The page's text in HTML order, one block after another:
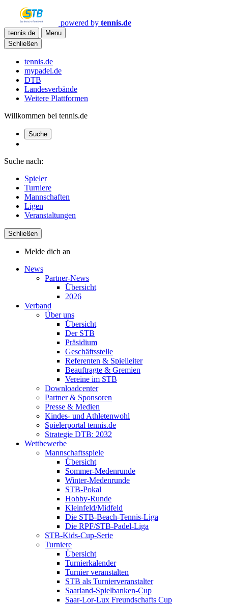
powered by tennis.de
tennis.de
Menu
Schließen
tennis.de
mypadel.de
DTB
Landesverbände
Weitere Plattformen
Willkommen bei tennis.de
Suche
Suche nach:
Spieler
Turniere
Mannschaften
Ligen
Veranstaltungen
Schließen
Melde dich an
News
Partner-News
Übersicht
2026
Verband
Über uns
Übersicht
Der STB
Präsidium
Geschäftsstelle
Referenten & Spielleiter
Beauftragte & Gremien
Vereine im STB
Downloadcenter
Partner & Sponsoren
Presse & Medien
Kindes- und Athletenwohl
Spielerportal tennis.de
Strategie DTB: 2032
Wettbewerbe
Mannschaftsspiele
Übersicht
Sommer-Medenrunde
Winter-Medenrunde
STB-Pokal
Hobby-Runde
Kleinfeld/Midfeld
Die STB-Beach-Tennis-Liga
Die RPF/STB-Padel-Liga
STB-Kids-Cup-Serie
Turniere
Übersicht
Turnierkalender
Turnier veranstalten
STB als Turnierveranstalter
Saarland-Spielbanken-Cup
Saar-Lor-Lux Freundschafts Cup